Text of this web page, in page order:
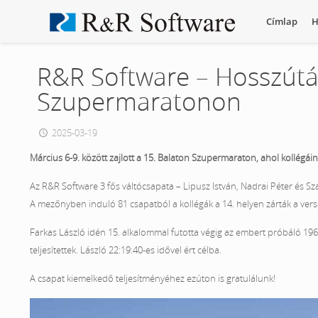
Címlap
R&R Software –
Szupermaratonon
2025-03-19
Március 6-9. között zajlott a 15. Balaton Szupermaraton, ahol
Az R&R Software 3 fős váltócsapata – Lipusz István, Nadrai Péter és
A mezőnyben induló 81 csapatból a kollégák a 14. helyen zárták a
Farkas László idén 15. alkalommal futotta végig az embert próbáló
teljesítettek. László 22:19:40-es idővel ért célba.
A csapat kiemelkedő teljesítményéhez ezúton is gratulálunk!